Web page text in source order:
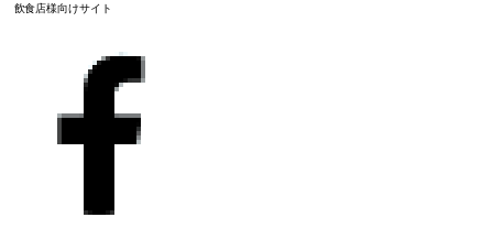
飲食店様向けサイト